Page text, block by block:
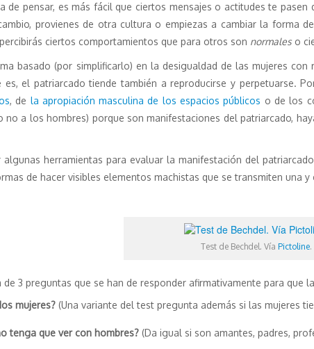
de pensar, es más fácil que ciertos mensajes o actitudes te pasen
provienes de otra cultura o empiezas a cambiar la forma
ciertos comportamientos que para otros son normales o
basado (por simplificarlo) en la desigualdad de las mujeres
es, el patriarcado tiende también a reproducirse y perpetuarse.
, de la apropiación masculina de los espacios públicos o de los
no a los hombres) porque son manifestaciones del patriarcado,
herramientas para evaluar la manifestación del
de hacer visibles elementos machistas que se transmiten una
Test de Bechdel. Vía Pictoline.
de 3 preguntas que se han de responder afirmativamente para que
mujeres? (Una variante del test pregunta además si las mujeres
tenga que ver con hombres? (Da igual si son amantes, padres,